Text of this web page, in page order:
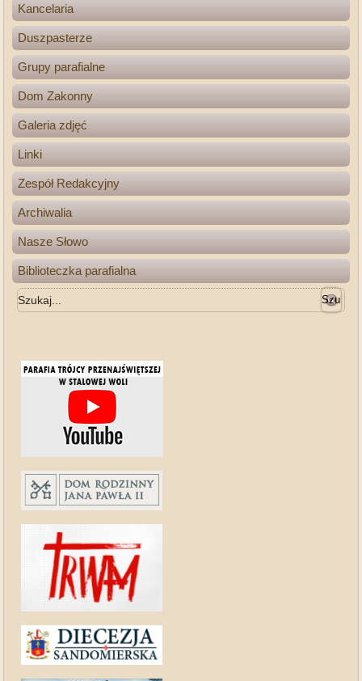
Kancelaria
Duszpasterze
Grupy parafialne
Dom Zakonny
Galeria zdjęć
Linki
Zespół Redakcyjny
Archiwalia
Nasze Słowo
Biblioteczka parafialna